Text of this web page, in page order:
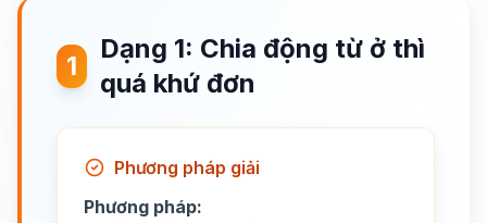
1
Dạng 1: Chia động từ ở thì
quá khứ đơn
Phương pháp giải
Phương pháp: